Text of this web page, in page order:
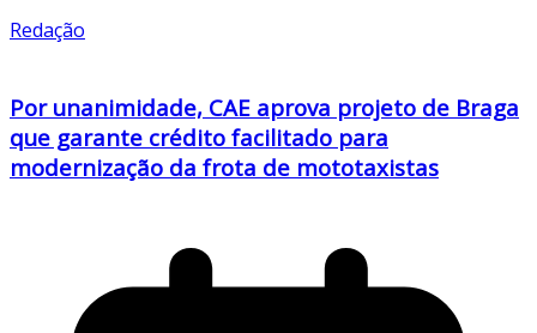
Redação
Por unanimidade, CAE aprova projeto de Braga
que garante crédito facilitado para
modernização da frota de mototaxistas